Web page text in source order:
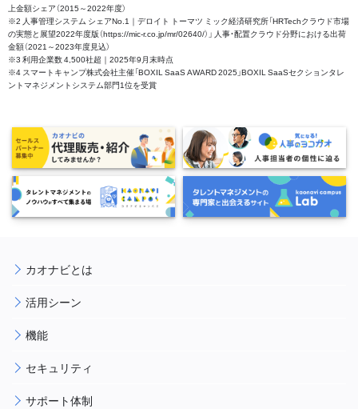
上金額シェア（2015～2022年度）
※2 人事管理システム シェアNo.1｜デロイト トーマツ ミック経済研究所「HRTechクラウド市場
の実態と展望2022年度版（https://mic-r.co.jp/mr/02640/）」 人事・配置クラウド分野における出荷
金額（2021～2023年度見込）
※3 利用企業数 4,500社超｜2025年9月末時点
※4 スマートキャンプ株式会社主催「BOXIL SaaS AWARD 2025」BOXIL SaaSセクションタレ
ントマネジメントシステム部門1位を受賞
カオナビとは
活用シーン
機能
セキュリティ
サポート体制